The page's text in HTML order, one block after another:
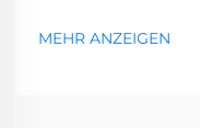
MEHR ANZEIGEN